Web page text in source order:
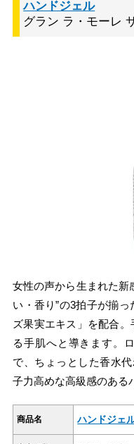
ハンドジェル
グラン ラ・モーレ
女性の声から生まれた新
い・香り”の3拍子が揃
ズ果実エキス」を配合
る手肌へと導きます。
で、ちょっとした香水
子力高めな高級感のある
商品名 ハンドジェ